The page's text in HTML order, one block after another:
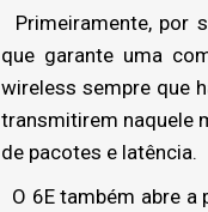
Primeiramente, por
que garante uma
wireless sempre que
transmitirem naquele
de pacotes e latência.
O 6E também abre